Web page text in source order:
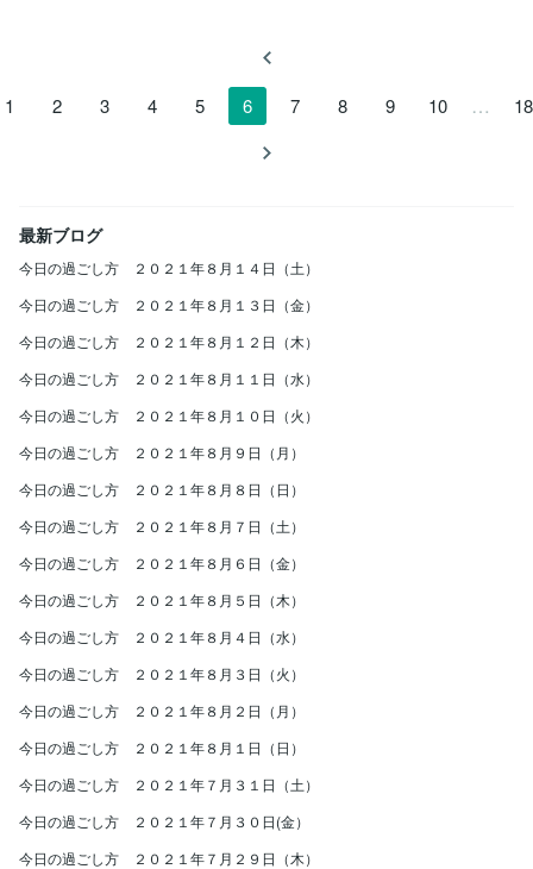
1 2 3 4 5 6 7 8 9 10 … 18
最新ブログ
今日の過ごし方 ２０２１年８月１４日（土）
今日の過ごし方 ２０２１年８月１３日（金）
今日の過ごし方 ２０２１年８月１２日（木）
今日の過ごし方 ２０２１年８月１１日（水）
今日の過ごし方 ２０２１年８月１０日（火）
今日の過ごし方 ２０２１年８月９日（月）
今日の過ごし方 ２０２１年８月８日（日）
今日の過ごし方 ２０２１年８月７日（土）
今日の過ごし方 ２０２１年８月６日（金）
今日の過ごし方 ２０２１年８月５日（木）
今日の過ごし方 ２０２１年８月４日（水）
今日の過ごし方 ２０２１年８月３日（火）
今日の過ごし方 ２０２１年８月２日（月）
今日の過ごし方 ２０２１年８月１日（日）
今日の過ごし方 ２０２１年７月３１日（土）
今日の過ごし方 ２０２１年７月３０日(金）
今日の過ごし方 ２０２１年７月２９日（木）